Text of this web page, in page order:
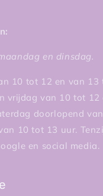
en dinsdag.
10 tot 12 en van 13
vrijdag van 10 tot 12
doorlopend
10 tot 13 uur.
en social media.